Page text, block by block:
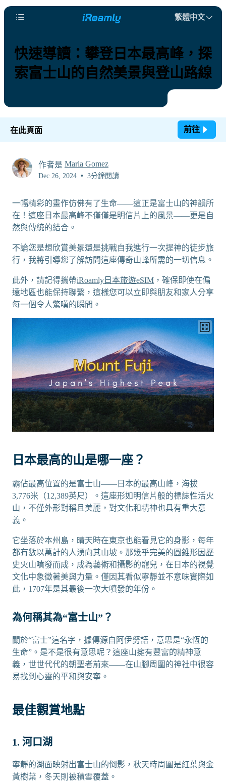
繁體中文
快速導讀：攀登日本最高峰，探
索富士山的自然美景與登山路線
在此頁面 前往
作者是 Maria Gomez
Dec 26, 2024 • 3分鐘閱讀
一幅精彩的畫作仿佛有了生命——這正是富士山的神韻所
在！這座日本最高峰不僅僅是明信片上的風景——更是自
然與傳統的結合。
不論您是想欣賞美景還是挑戰自我進行一次提神的徒步旅
行，我將引導您了解訪問這座傳奇山峰所需的一切信息。
此外，請記得攜帶iRoamly日本旅遊eSIM ，確保即使在偏
遠地區也能保持聯繫，這樣您可以立即與朋友和家人分享
每一個令人驚嘆的瞬間。
日本最高的山是哪一座？
霸佔最高位置的是富士山——日本的最高山峰，海拔
3,776米（12,389英尺）。這座形如明信片般的標誌性活火
山，不僅外形對稱且美麗，對文化和精神也具有重大意
義。
它坐落於本州島，晴天時在東京也能看見它的身影，每年
都有數以萬計的人湧向其山坡。那幾乎完美的圓錐形因歷
史火山噴發而成，成為藝術和攝影的寵兒，在日本的視覺
文化中象徵著美與力量。僅因其看似寧靜並不意味實際如
此，1707年是其最後一次大噴發的年份。
為何稱其為“富士山”？
關於“富士”這名字，據傳源自阿伊努語，意思是“永恆的
生命”。是不是很有意思呢？這座山擁有豐富的精神意
義，世世代代的朝聖者前來——在山腳周圍的神社中很容
易找到心靈的平和與安寧。
最佳觀賞地點
1. 河口湖
寧靜的湖面映射出富士山的倒影，秋天時周圍是紅葉與金
黃樹葉，冬天則被積雪覆蓋。